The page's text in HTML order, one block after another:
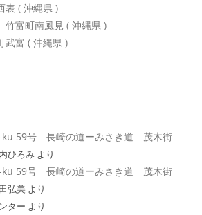
( 沖縄県 )
富町南風見 ( 沖縄県 )
( 沖縄県 )
ku 59号 長崎の道ーみさき道 茂木街
ひろみ より
ku 59号 長崎の道ーみさき道 茂木街
弘美 より
ター より